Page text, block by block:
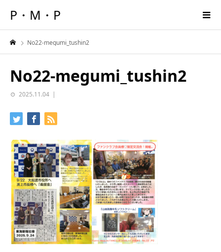
P・M・P
No22-megumi_tushin2
No22-megumi_tushin2
2025.11.04